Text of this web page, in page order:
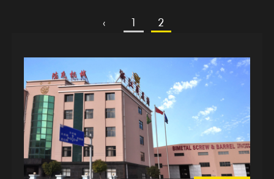
‹ 1 2